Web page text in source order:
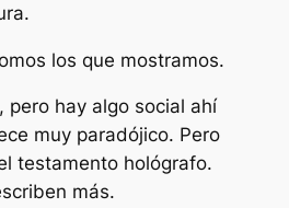
los que mostramos.
pero hay algo social ahí
muy paradójico. Pero
testamento hológrafo.
más.